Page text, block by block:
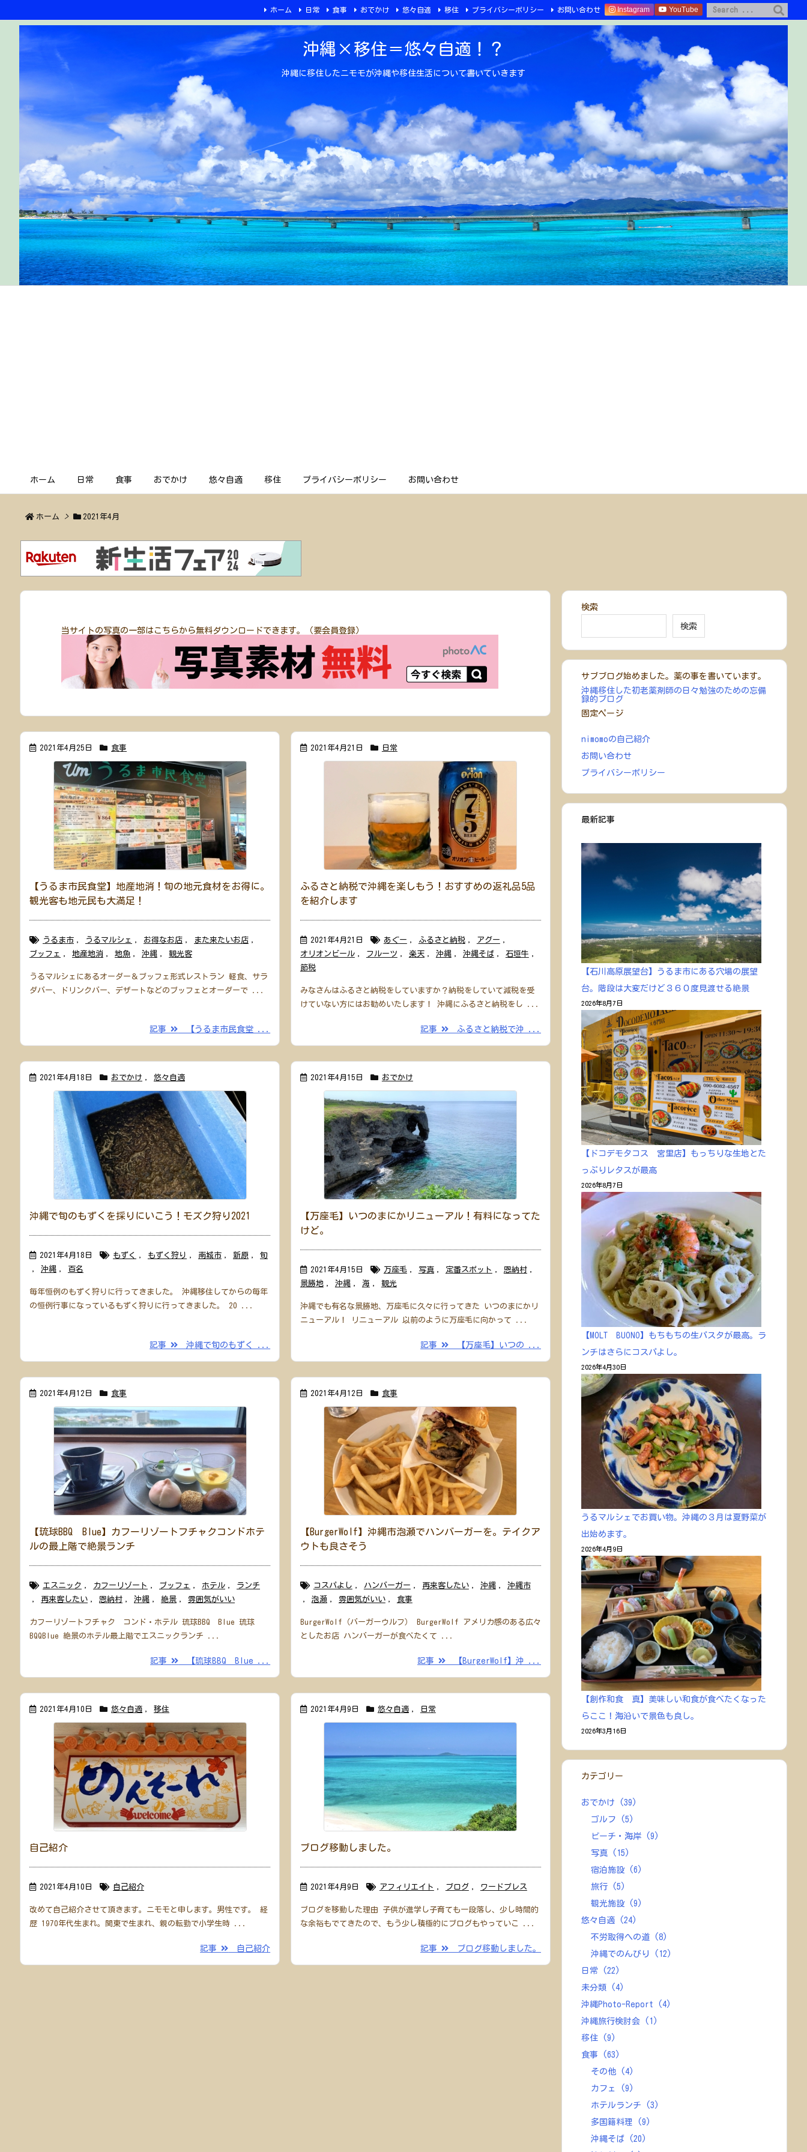
沖縄×移住＝悠々自適！？
沖縄に移住したニモモが沖縄や移住生活について書いていきます
ホーム 日常 食事 おでかけ 悠々自適 移住 プライバシーポリシー お問い合わせ
ホーム 日常 食事 おでかけ 悠々自適 移住 プライバシーポリシー お問い合わせ Instagram YouTube
ホーム > 2021年4月
当サイトの写真の一部はこちらから無料ダウンロードできます。（要会員登録）
2021年4月25日 食事
【うるま市民食堂】地産地消！旬の地元食材をお得に。
観光客も地元民も大満足！
うるま市 うるマルシェ お得なお店 また来たいお店
ブッフェ
地産地消 地魚 沖縄 観光客
うるマルシェにあるオーダー＆ブッフェ形式レストラン 軽食、サラ
ダバー、ドリンクバー、デザートなどのブッフェとオーダーで ...
記事 【うるま市民食堂 ...
2021年4月21日 日常
ふるさと納税で沖縄を楽しもう！おすすめの返礼品5品
を紹介します
2021年4月21日 あぐー ふるさと納税 アグー
オリオンビール
フルーツ 楽天 沖縄 沖縄そば 石垣牛
節税
みなさんはふるさと納税をしていますか？納税をしていて減税を受
けていない方にはお勧めいたします！ 沖縄にふるさと納税をし ...
記事 ふるさと納税で沖 ...
2021年4月18日 おでかけ 悠々自適
沖縄で旬のもずくを採りにいこう！モズク狩り2021
2021年4月18日 もずく もずく狩り 南城市 新原
旬
沖縄 百名
毎年恒例のもずく狩りに行ってきました。 沖縄移住してからの毎年
の恒例行事になっているもずく狩りに行ってきました。 20 ...
記事 沖縄で旬のもずく ...
2021年4月15日 おでかけ
【万座毛】いつのまにかリニューアル！有料になってた
けど。
2021年4月15日 万座毛 写真 定番スポット 恩納村
景勝地
沖縄 海 観光
沖縄でも有名な景勝地、万座毛に久々に行ってきた いつのまにかリ
ニューアル！ リニューアル 以前のように万座毛に向かって ...
記事 【万座毛】いつの ...
2021年4月12日 食事
【琉球BBQ Blue】カフーリゾートフチャクコンドホテ
ルの最上階で絶景ランチ
エスニック カフーリゾート ブッフェ ホテル
ランチ
再来客したい 恩納村 沖縄 絶景 雰囲気がいい
カフーリゾートフチャク コンド・ホテル 琉球BBQ Blue 琉球
BQQBlue 絶景のホテル最上階でエスニックランチ ...
記事 【琉球BBQ Blue ...
2021年4月12日 食事
【BurgerWolf】沖縄市泡瀬でハンバーガーを。テイクア
ウトも良さそう
コスパよし ハンバーガー 再来客したい 沖縄
沖縄市
泡瀬 雰囲気がいい 食事
BurgerWolf（バーガーウルフ） BurgerWolf アメリカ感のある広々
としたお店 ハンバーガーが食べたくて ...
記事 【BurgerWolf】沖 ...
2021年4月10日 悠々自適 移住
自己紹介
2021年4月10日 自己紹介
改めて自己紹介させて頂きます。ニモモと申します。男性です。 経
歴 1970年代生まれ。関東で生まれ、親の転勤で小学生時 ...
記事 自己紹介
2021年4月9日 悠々自適 日常
ブログ移動しました。
2021年4月9日 アフィリエイト ブログ ワードプレス
ブログを移動した理由 子供が進学し子育ても一段落し、少し時間的
な余裕もでてきたので、もう少し積極的にブログもやっていこ ...
記事 ブログ移動しました。
検索
検索
サブブログ始めました。薬の事を書いています。
沖縄移住した初老薬剤師の日々勉強のための忘備
録的ブログ
固定ページ
nimomoの自己紹介
お問い合わせ
プライバシーポリシー
最新記事
【石川高原展望台】うるま市にある穴場の展望
台。階段は大変だけど３６０度見渡せる絶景
2026年8月7日
【ドコデモタコス 宮里店】もっちりな生地とた
っぷりレタスが最高
2026年8月7日
【MOLT BUONO】もちもちの生パスタが最高。ラ
ンチはさらにコスパよし。
2026年4月30日
うるマルシェでお買い物。沖縄の３月は夏野菜が
出始めます。
2026年4月9日
【創作和食 真】美味しい和食が食べたくなった
らここ！海沿いで景色も良し。
2026年3月16日
カテゴリー
おでかけ
(39)
ゴルフ
(5)
ビーチ・海岸
(9)
写真
(15)
宿泊施設
(6)
旅行
(5)
観光施設
(9)
悠々自適
(24)
不労取得への道
(8)
沖縄でのんびり
(12)
日常
(22)
未分類
(4)
沖縄Photo-Report
(4)
沖縄旅行検討会
(1)
移住
(9)
食事
(63)
その他
(4)
カフェ
(9)
ホテルランチ
(3)
多国籍料理
(9)
沖縄そば
(20)